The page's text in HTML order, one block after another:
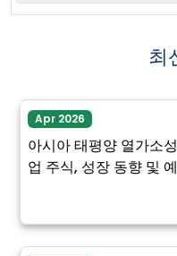
최
Apr 2026
아시아 태평양 열가소
업 주식, 성장 동향 및